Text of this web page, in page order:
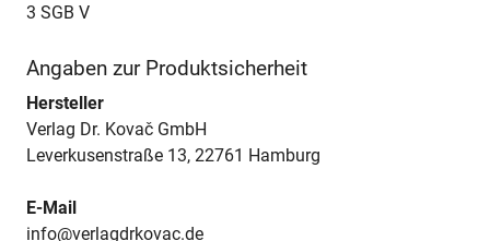
3 SGB V
Angaben zur Produktsicherheit
Hersteller
Verlag Dr. Kovač GmbH
Leverkusenstraße 13, 22761 Hamburg
E-Mail
info@verlagdrkovac.de